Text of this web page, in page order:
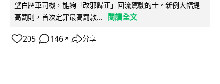
望白牌車司機，能夠「改邪歸正」回流駕駛的士。新例大幅提
高罰則，首次定罪最高罰款...
閱讀全文
205 146 ↗ 分享